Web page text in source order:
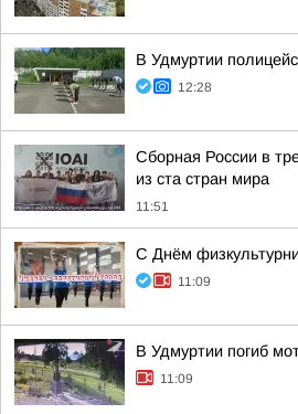
В Удмуртии
12:28
Сборная России в
из ста стран мира
11:51
С Днём
11:09
В Удмуртии погиб
11:09